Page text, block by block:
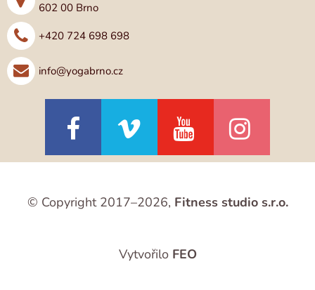
602 00 Brno
+420 724 698 698
info@yogabrno.cz
© Copyright 2017–2026, Fitness studio s.r.o.
Vytvořilo FEO